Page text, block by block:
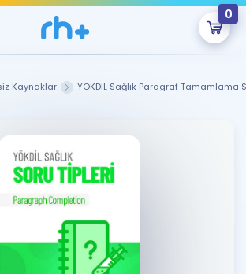
0
Şifremi Hatırlamıyorum
GİRİŞ YAP
ÜYE DEĞİLİM
sınava hazırlayacak onlarca eğitim seni
bekliyor!
Kaynaklar YÖKDİL Sağlık Paragraf Tamamlama